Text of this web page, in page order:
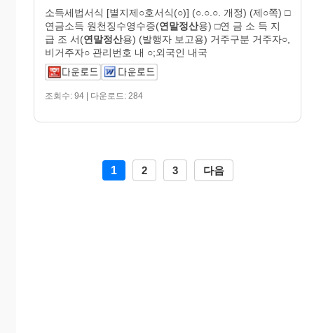
소득세법서식 [별지제○호서식(○)] (○.○.○. 개정) (제○쪽) □
연금소득 원천징수영수증(연말정산용) □연 금 소 득 지
급 조 서(연말정산용) (발행자 보고용) 거주구분 거주자○,
비거주자○ 관리번호 내 ○;외국인 내국
조회수: 94 | 다운로드: 284
1 2 3 다음